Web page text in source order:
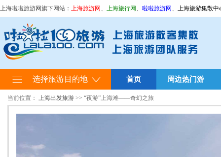
上海啦啦旅游网旗下网站： 上海旅游网 、 上海旅行网 、 啦啦旅游网 、 上海旅游集散中
选择旅游目的地 首页 周边热门游
当前位置： 上海出发旅游 >> “夜游”上海滩——奇幻之旅